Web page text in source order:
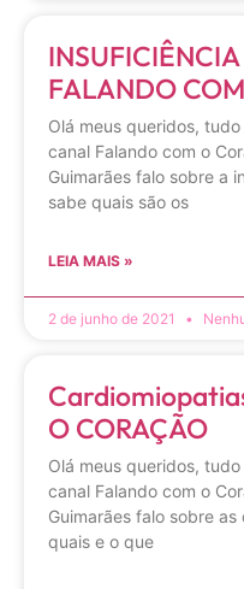
FALANDO
Olá meus queridos,
canal Falando com o
Guimarães falo sobre a
sabe quais são os
LEIA MAIS »
2 de junho de 2021
O CORAÇÃO
Olá meus queridos,
canal Falando com o
Guimarães falo sobre
quais e o que